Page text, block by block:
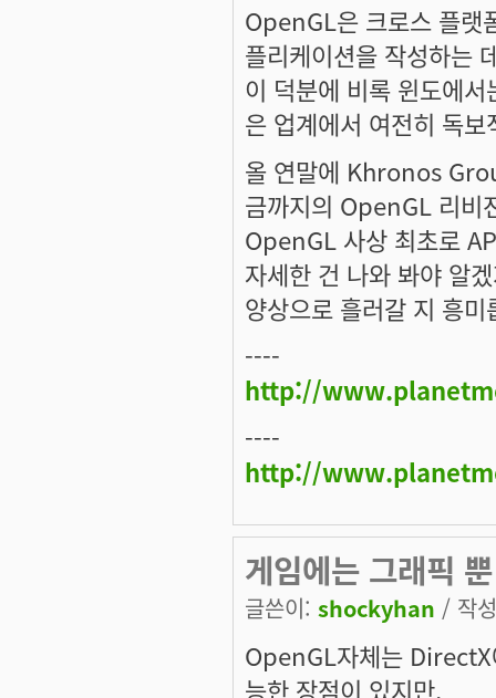
OpenGL은 크로스 플랫
플리케이션을 작성하는
이 덕분에 비록 윈도에
은 업계에서 여전히 독
올 연말에 Khronos
금까지의 OpenGL 리비
OpenGL 사상 최초로
자세한 건 나와 봐야 알
양상으로 흘러갈 지 흥미
----
http://
----
http://
게임에는 그래픽
글쓴이: shockyhan / 작
OpenGL자체는 DirectX
능한 장점이 있지만,